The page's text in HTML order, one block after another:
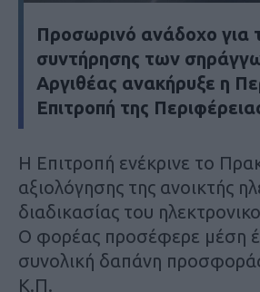
Προσωρινό ανάδοχο για
συντήρησης των
Αργιθέας ανακήρυξε η
Επιτροπή της
Η Επιτροπή ενέκρινε το
αξιολόγησης της ανοικτής
διαδικασίας του
Ο φορέας προσέφερε μέση
συνολική δαπάνη
Κ.Π.